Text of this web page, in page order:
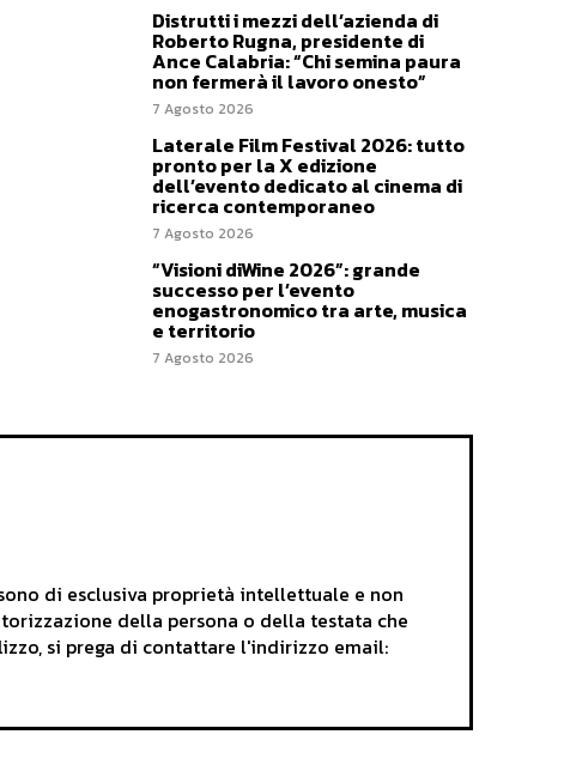
Distrutti i mezzi dell’azienda di
Roberto Rugna, presidente di
Ance Calabria: “Chi semina paura
non fermerà il lavoro onesto”
7 Agosto 2026
Laterale Film Festival 2026: tutto
pronto per la X edizione
dell’evento dedicato al cinema di
ricerca contemporaneo
7 Agosto 2026
“Visioni diWine 2026”: grande
successo per l’evento
enogastronomico tra arte, musica
e territorio
7 Agosto 2026
sono di esclusiva proprietà intellettuale e non
della persona o della testata che
si prega di contattare l'indirizzo email: